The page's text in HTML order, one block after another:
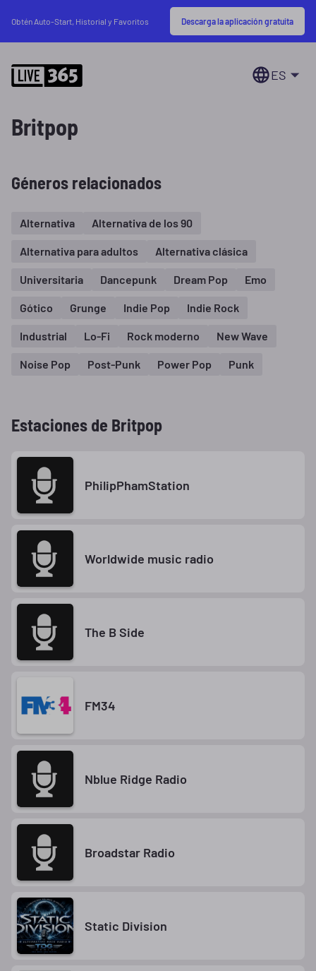
Obtén Auto-Start, Historial y Favoritos Descarga la aplicación gratuita
ES
Britpop
Géneros relacionados
Alternativa Alternativa de los 90
Alternativa para adultos Alternativa clásica
Universitaria Dancepunk Dream Pop Emo
Gótico Grunge Indie Pop Indie Rock
Industrial Lo-Fi Rock moderno New Wave
Noise Pop Post-Punk Power Pop Punk
Estaciones de Britpop
PhilipPhamStation
Worldwide music radio
The B Side
FM34
Nblue Ridge Radio
Broadstar Radio
Static Division